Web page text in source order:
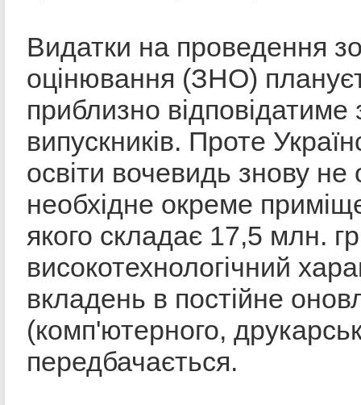
Видатки на проведення
оцінювання (ЗНО)
приблизно
випускників. Проте
освіти вочевидь знову
необхідне окреме
якого складає 17,5 млн.
високотехнологічний
вкладень в постійне
(комп'ютерного,
передбачається.